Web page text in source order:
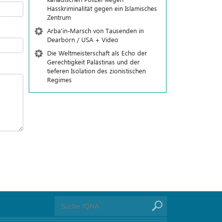
Hasskriminalität gegen ein Islamisches
Zentrum
Arba'in-Marsch von Tausenden in
Dearborn / USA + Video
Die Weltmeisterschaft als Echo der
Gerechtigkeit Palästinas und der
tieferen Isolation des zionistischen
Regimes